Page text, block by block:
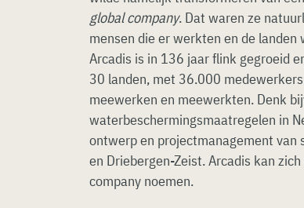
global company. Dat waren ze
mensen die er werkten en de
Arcadis is in 136 jaar flink gegroeid
30 landen, met 36.000
meewerken en meewerkten. Denk
waterbeschermingsmaatregelen in
ontwerp en projectmanagement
en Driebergen-Zeist. Arcadis kan
company noemen.